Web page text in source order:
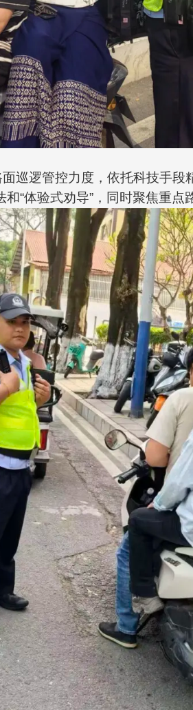
巡逻管控力度，依托科技手
“体验式劝导”，同时聚焦重点